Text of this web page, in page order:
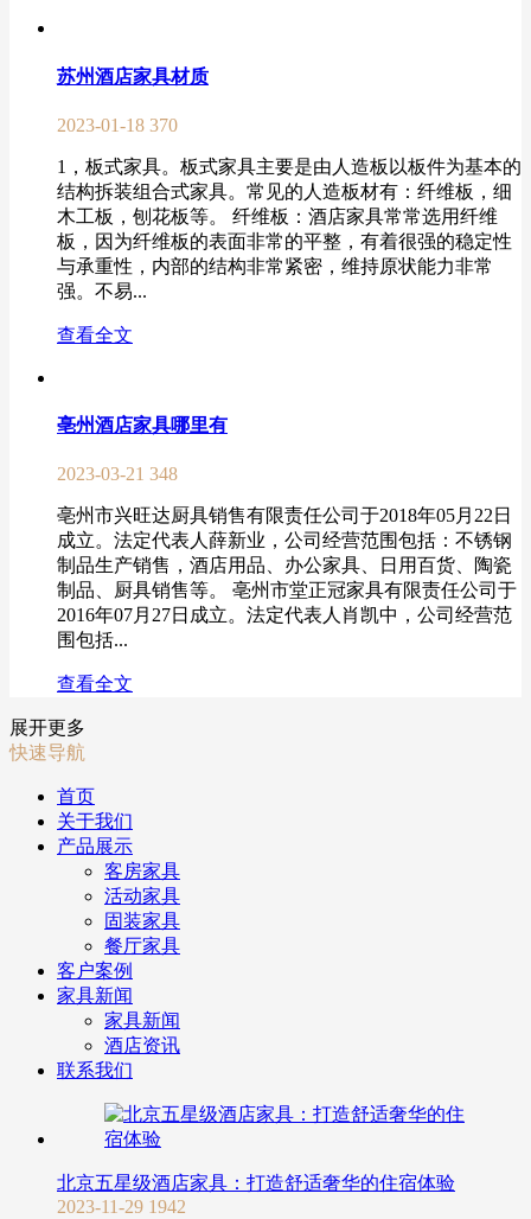
苏州酒店家具材质
2023-01-18 370
1，板式家具。板式家具主要是由人造板以板件为基本的
结构拆装组合式家具。常见的人造板材有：纤维板，细
木工板，刨花板等。 纤维板：酒店家具常常选用纤维
板，因为纤维板的表面非常的平整，有着很强的稳定性
与承重性，内部的结构非常紧密，维持原状能力非常
强。不易...
查看全文
亳州酒店家具哪里有
2023-03-21 348
亳州市兴旺达厨具销售有限责任公司于2018年05月22日
成立。法定代表人薛新业，公司经营范围包括：不锈钢
制品生产销售，酒店用品、办公家具、日用百货、陶瓷
制品、厨具销售等。 亳州市堂正冠家具有限责任公司于
2016年07月27日成立。法定代表人肖凯中，公司经营范
围包括...
查看全文
展开更多
快速导航
首页
关于我们
产品展示
客房家具
活动家具
固装家具
餐厅家具
客户案例
家具新闻
家具新闻
酒店资讯
联系我们
北京五星级酒店家具：打造舒适奢华的住宿体验
2023-11-29 1942